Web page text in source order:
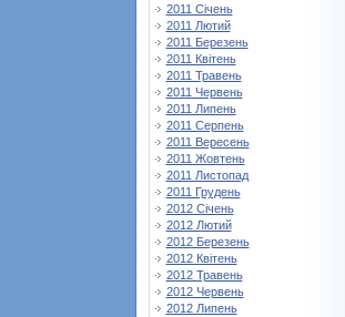
2011 Січень
2011 Лютий
2011 Березень
2011 Квітень
2011 Травень
2011 Червень
2011 Липень
2011 Серпень
2011 Вересень
2011 Жовтень
2011 Листопад
2011 Грудень
2012 Січень
2012 Лютий
2012 Березень
2012 Квітень
2012 Травень
2012 Червень
2012 Липень